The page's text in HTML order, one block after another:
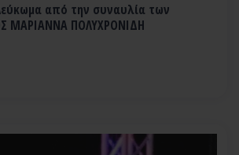
από την συναυλία των
ΜΑΡΙΑΝΝΑ ΠΟΛΥΧΡΟΝΙΔΗ